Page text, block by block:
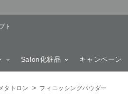
ト
Salon化粧品 キャンペーン
タトロン > フィニッシングパウダー